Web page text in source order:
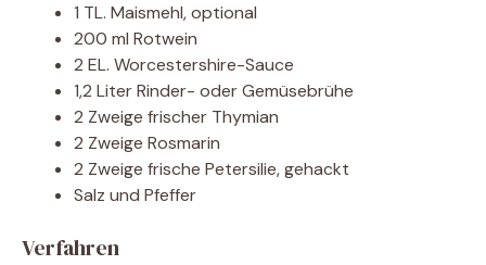
1 TL. Maismehl, optional
200 ml Rotwein
2 EL. Worcestershire-Sauce
1,2 Liter Rinder- oder Gemüsebrühe
2 Zweige frischer Thymian
2 Zweige Rosmarin
2 Zweige frische Petersilie, gehackt
Salz und Pfeffer
Verfahren